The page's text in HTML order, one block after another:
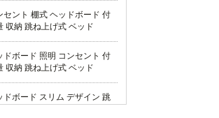
セント 棚式 ヘッドボード 付
収納 跳ね上げ式 ベッド
ドボード 照明 コンセント 付
収納 跳ね上げ式 ベッド
ドボード スリム デザイン 跳